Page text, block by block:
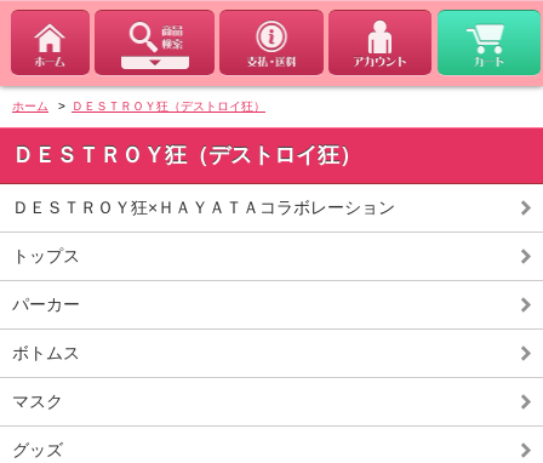
ホーム > ＤＥＳＴＲＯＹ狂（デストロイ狂）
ＤＥＳＴＲＯＹ狂（デストロイ狂）
ＤＥＳＴＲＯＹ狂×ＨＡＹＡＴＡコラボレーション
トップス
パーカー
ボトムス
マスク
グッズ